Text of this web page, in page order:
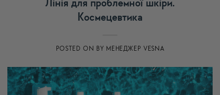
Лінія для проблемної шкіри.
Космецевтика
POSTED ON BY МЕНЕДЖЕР VESNA